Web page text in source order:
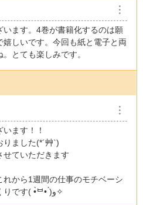
︙
います。4巻が書籍化するのは願
嬉しいです。今回も紙と電子と両
とても楽しみです。
︙
ます！！
ました(*´艸`)
せていただきます
れから1週間の仕事のモチベーシ
ョンあがりまくりです( •̀ᄇ• ́)ﻭ✧